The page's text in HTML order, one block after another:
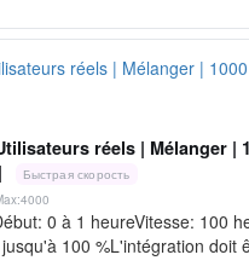
réels | Mélanger |
Быстрая скорость
0 à 1 heureVitesse: 100
100 %L'intégration doit